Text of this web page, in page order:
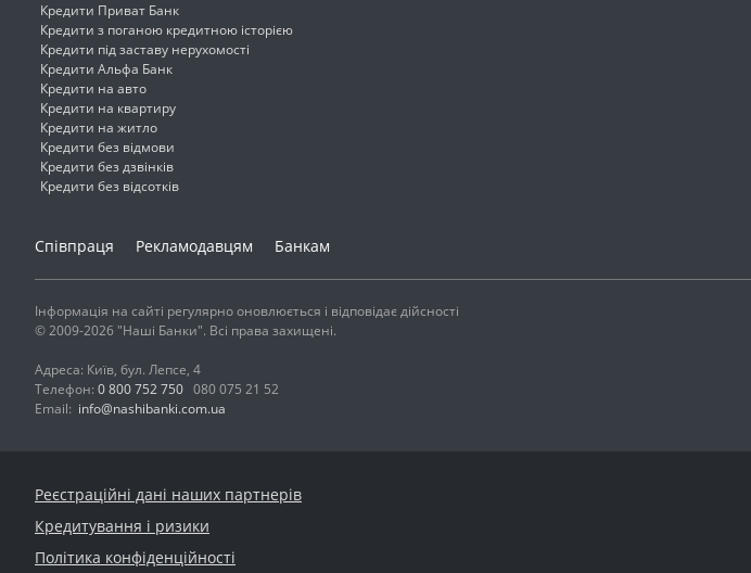
Кредити Приват Банк
Кредити з поганою кредитною історією
Кредити під заставу нерухомості
Кредити Альфа Банк
Кредити на авто
Кредити на квартиру
Кредити на житло
Кредити без відмови
Кредити без дзвінків
Кредити без відсотків
Співпраця Рекламодавцям Банкам
Інформація на сайті регулярно оновлюється і відповідає дійсності
© 2009-2026 "Наші Банки". Всі права захищені.
Адреса: Київ, бул. Лепсе, 4
Телефон: 0 800 752 750 080 075 21 52
Email: info@nashibanki.com.ua
Реєстраційні дані наших партнерів
Кредитування і ризики
Політика конфіденційності